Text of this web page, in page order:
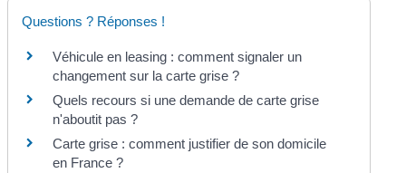
Questions ? Réponses !
Véhicule en leasing : comment signaler un
changement sur la carte grise ?
Quels recours si une demande de carte grise
n'aboutit pas ?
Carte grise : comment justifier de son domicile
en France ?